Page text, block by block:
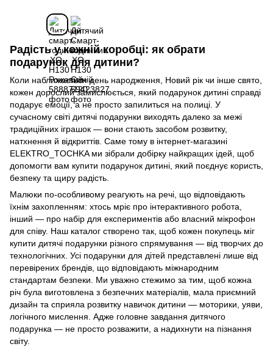
Радість у кожній коробці: як обрати
подарунок для дитини?
Коли наближається день народження, Новий рік чи інше свято,
кожен дорослий замислюється, який подарунок дитині справді
подарує емоції, а не просто запилиться на полиці. У
сучасному світі дитячі подарунки виходять далеко за межі
традиційних іграшок — вони стають засобом розвитку,
натхнення й відкриттів. Саме тому в інтернет-магазині
ELEKTRO_TOCHKA ми зібрали добірку найкращих ідей, щоб
допомогти вам купити подарунок дитині, який поєднує користь,
безпеку та щиру радість.
Малюки по-особливому реагують на речі, що відповідають
їхнім захопленням: хтось мріє про інтерактивного робота,
інший — про набір для експериментів або власний мікрофон
для співу. Наш каталог створено так, щоб кожен покупець міг
купити дитячі подарунки різного спрямування — від творчих до
технологічних. Усі подарунки для дітей представлені лише від
перевірених брендів, що відповідають міжнародним
стандартам безпеки. Ми уважно стежимо за тим, щоб кожна
річ була виготовлена з безпечних матеріалів, мала приємний
дизайн та сприяла розвитку навичок дитини — моторики, уяви,
логічного мислення. Адже головне завдання дитячого
подарунка — не просто розважити, а надихнути на пізнання
світу.